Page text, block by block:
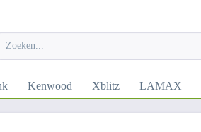
Kenwood Xblitz LAMAX